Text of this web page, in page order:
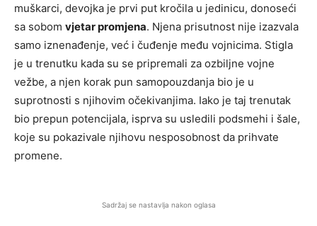
muškarci, devojka je prvi put kročila u jedinicu, donoseći
sa sobom vjetar promjena. Njena prisutnost nije izazvala
samo iznenađenje, već i čuđenje među vojnicima. Stigla
je u trenutku kada su se pripremali za ozbiljne vojne
vežbe, a njen korak pun samopouzdanja bio je u
suprotnosti s njihovim očekivanjima. Iako je taj trenutak
bio prepun potencijala, isprva su usledili podsmehi i šale,
koje su pokazivale njihovu nesposobnost da prihvate
promene.
Sadržaj se nastavlja nakon oglasa